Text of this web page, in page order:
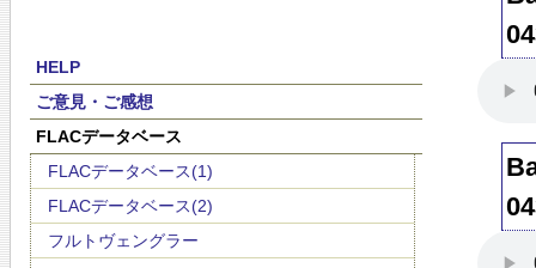
HELP
ご意見・ご感想
FLACデータベース
FLACデータベース(1)
FLACデータベース(2)
フルトヴェングラー